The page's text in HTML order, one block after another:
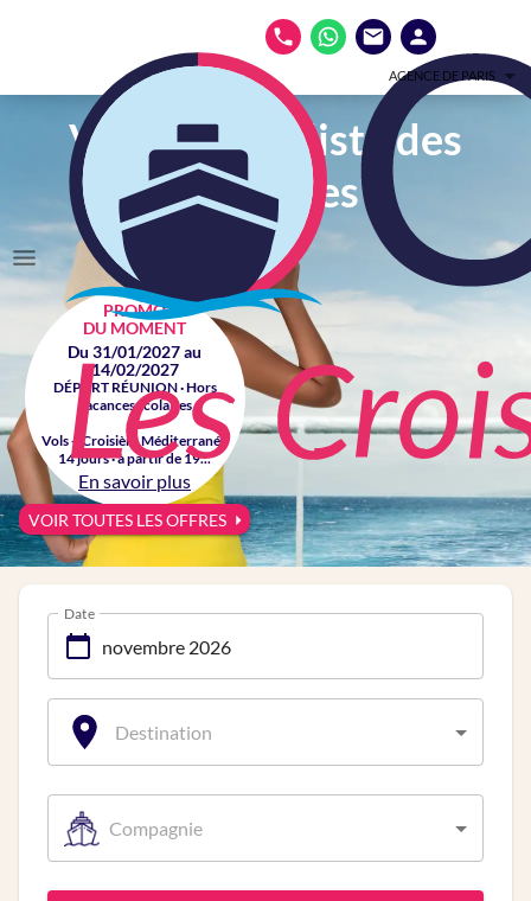
AGENCE DE PARIS
Votre spécialiste des
croisières
PROMO
DU MOMENT
Du 31/01/2027 au
14/02/2027
DÉPART RÉUNION · Hors
vacances scolaires
Vols + Croisière Méditerranée
14 jours · à partir de 19...
En savoir plus
VOIR TOUTES LES OFFRES
Date
Destination
Compagnie